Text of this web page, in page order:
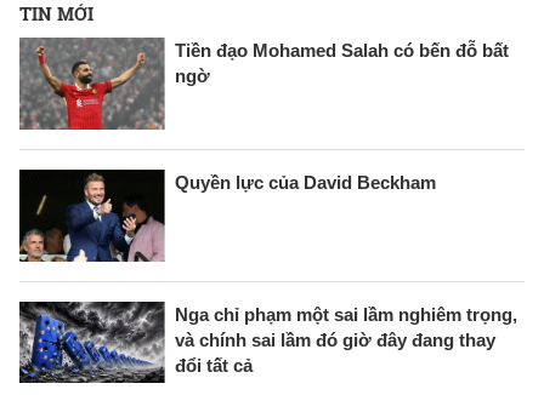
TIN MỚI
Tiền đạo Mohamed Salah có bến đỗ bất
ngờ
Quyền lực của David Beckham
Nga chỉ phạm một sai lầm nghiêm trọng,
và chính sai lầm đó giờ đây đang thay
đổi tất cả